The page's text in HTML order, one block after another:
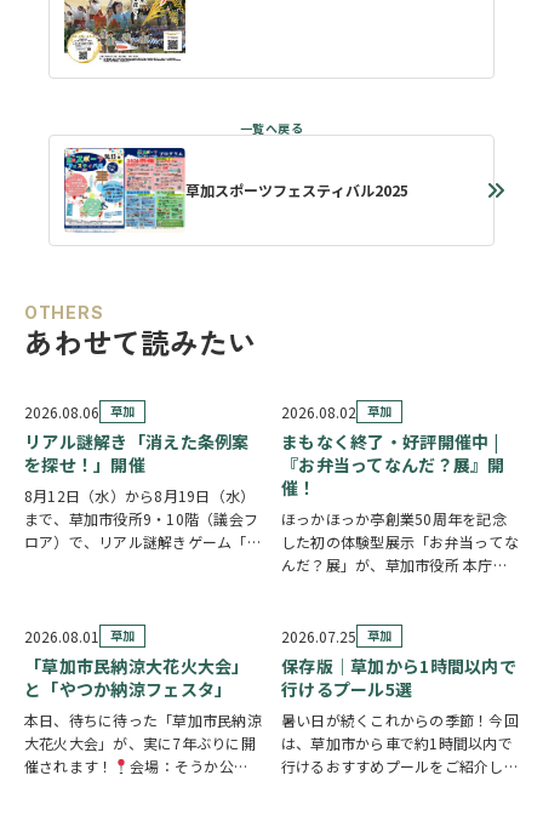
草加スポーツフェスティバル2025
OTHERS
あわせて読みたい
2026.08.06 草加
リアル謎解き「消えた条例案
を探せ！」開催
8月12日（水）から8月19日（水）
まで、草加市役所9・10階（議会フ
ロア）で、リアル謎解きゲーム「消
謎を解きながら、行方不明となった
「ある条例…
2026.08.02 草加
まもなく終了・好評開催中 |
『お弁当ってなんだ？展』開
催！
ほっかほっか亭創業50周年を記念
した初の体験型展示「お弁当ってな
んだ？展」が、草加市役所 本庁舎1
見て・触れて・参加しながらお弁当
の魅力を楽しめるイベントです。お
子さまから大人…
2026.08.01 草加
「草加市民納涼大花火大会」
と「やつか納涼フェスタ」
本日、待ちに待った「草加市民納涼
大花火大会」が、実に7年ぶりに開
催されます！
会場：そうか公園
2026.07.25 草加
保存版｜草加から1時間以内で
行けるプール5選
暑い日が続くこれからの季節！今回
は、草加市から車で約1時間以内で
行けるおすすめプールをご紹介しま